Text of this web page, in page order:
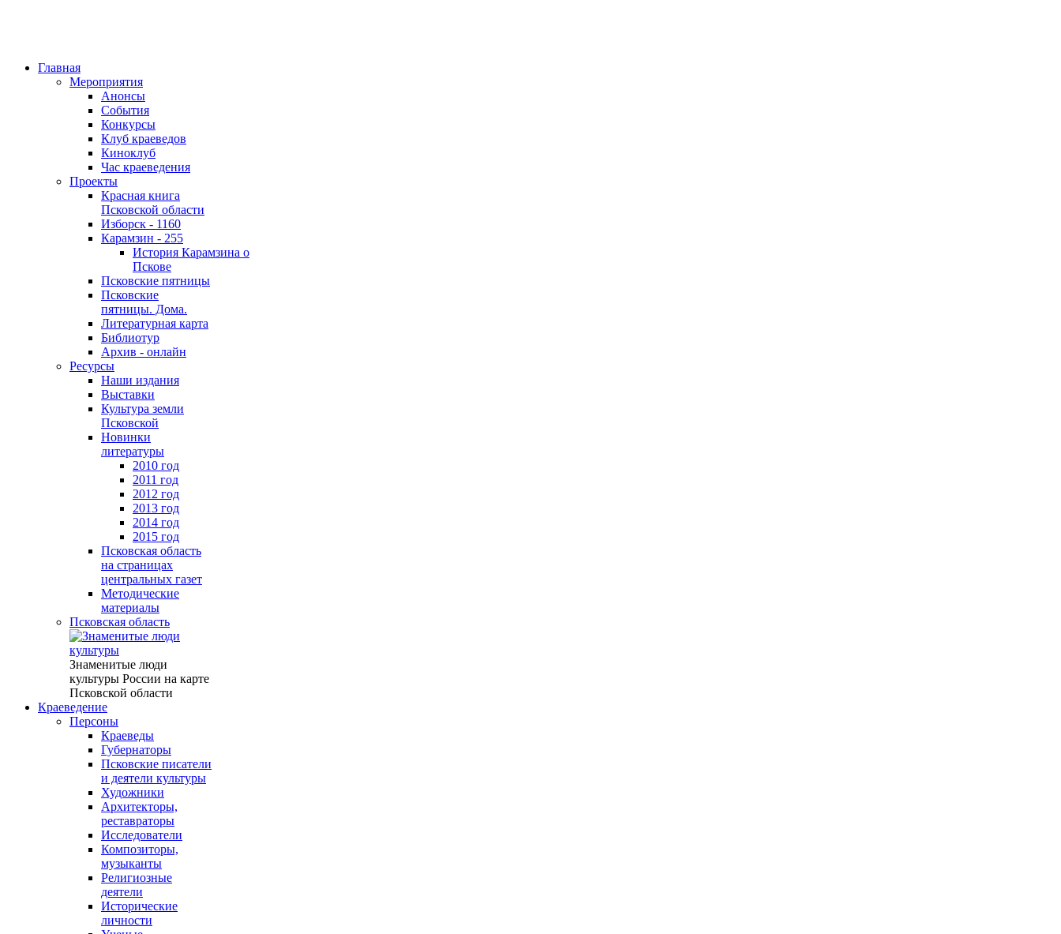
Главная
Мероприятия
Анонсы
События
Конкурсы
Клуб краеведов
Киноклуб
Час краеведения
Проекты
Красная книга
Псковской области
Изборск - 1160
Карамзин - 255
История Карамзина о
Пскове
Псковские пятницы
Псковские
пятницы. Дома.
Литературная карта
Библиотур
Архив - онлайн
Ресурсы
Наши издания
Выставки
Культура земли
Псковской
Новинки
литературы
2010 год
2011 год
2012 год
2013 год
2014 год
2015 год
Псковская область
на страницах
центральных газет
Методические
материалы
Псковская область
Знаменитые люди
культуры России на карте
Псковской области
Краеведение
Персоны
Краеведы
Губернаторы
Псковские писатели
и деятели культуры
Художники
Архитекторы,
реставраторы
Исследователи
Композиторы,
музыканты
Религиозные
деятели
Исторические
личности